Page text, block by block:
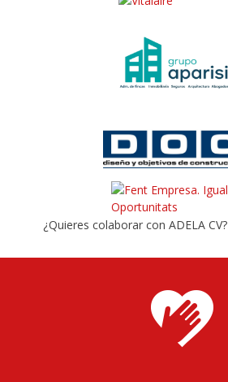
¿Quieres colaborar con ADELA CV?